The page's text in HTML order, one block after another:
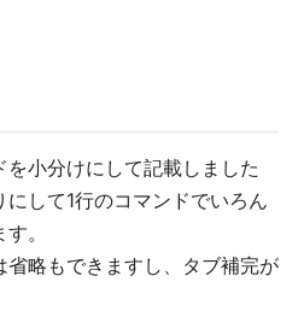
小分けにして記載しました
して1行のコマンドでいろん
。
省略もできますし、タブ補完が